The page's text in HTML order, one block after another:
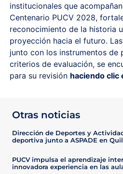
institucionales que
Centenario PUCV 2028,
reconocimiento de la historia
proyección hacia el futuro.
junto con los instrumentos de
criterios de evaluación, se
para su revisión haciendo clic
Otras noticias
Dirección de Deportes y
deportiva junto a ASPADE en
PUCV impulsa el aprendizaje
innovadora experiencia en las